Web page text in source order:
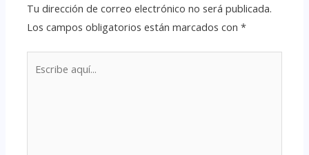
Tu dirección de correo electrónico no será publicada.
Los campos obligatorios están marcados con*